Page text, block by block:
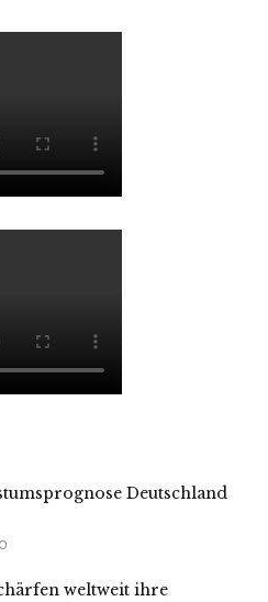
Deutschland
weltweit ihre